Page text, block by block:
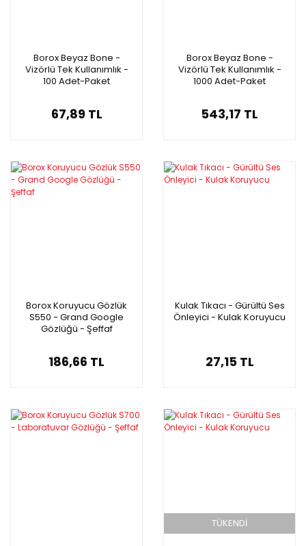
Borox Beyaz Bone -
Vizörlü Tek Kullanımlık -
100 Adet-Paket
67,89 TL
Borox Beyaz Bone -
Vizörlü Tek Kullanımlık -
1000 Adet-Paket
543,17 TL
Borox Koruyucu Gözlük
S550 - Grand Google
Gözlüğü - Şeffaf
186,66 TL
Kulak Tıkacı - Gürültü Ses
Önleyici - Kulak Koruyucu
27,15 TL
TÜKENDİ